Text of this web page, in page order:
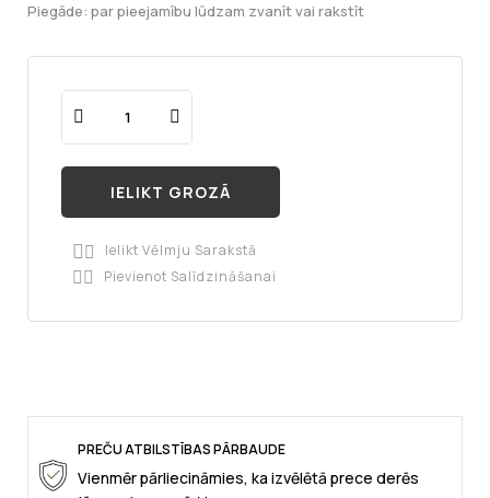
Piegāde: par pieejamību lūdzam zvanīt vai rakstīt
IELIKT GROZĀ

Ielikt Vēlmju Sarakstā

Pievienot Salīdzināšanai
PREČU ATBILSTĪBAS PĀRBAUDE
Vienmēr pārliecināmies, ka izvēlētā prece derēs